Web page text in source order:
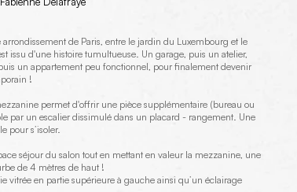
arrondissement de Paris, entre le jardin du Luxembourg et le
issu d'une histoire tumultueuse. Un garage, puis un atelier,
un appartement peu fonctionnel, pour finalement devenir
!
permet d'offrir une pièce supplémentaire (bureau ou
par un escalier dissimulé dans un placard - rangement. Une
pour s’isoler.
séjour du salon tout en mettant en valeur la mezzanine, une
de 4 mètres de haut !
vitrée en partie supérieure à gauche ainsi qu’un éclairage